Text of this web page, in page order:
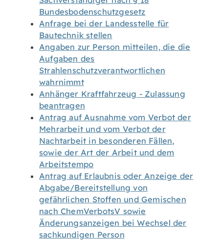
Bundesbodenschutzgesetz
Anfrage bei der Landesstelle für
Bautechnik stellen
Angaben zur Person mitteilen, die die
Aufgaben des
Strahlenschutzverantwortlichen
wahrnimmt
Anhänger Kraftfahrzeug - Zulassung
beantragen
Antrag auf Ausnahme vom Verbot der
Mehrarbeit und vom Verbot der
Nachtarbeit in besonderen Fällen,
sowie der Art der Arbeit und dem
Arbeitstempo
Antrag auf Erlaubnis oder Anzeige der
Abgabe/Bereitstellung von
gefährlichen Stoffen und Gemischen
nach ChemVerbotsV sowie
Änderungsanzeigen bei Wechsel der
sachkundigen Person